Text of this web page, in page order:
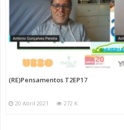
(RE)Pensamentos T2EP17
20 Abril 2021 272 K